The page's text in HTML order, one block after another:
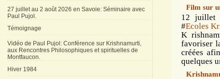
27 juillet au 2 août 2026 en Savoie: Séminaire avec
Paul Pujol.
Témoignage
Vidéo de Paul Pujol: Conférence sur Krishnamurti,
aux Rencontres Philosophiques et spirituelles de
Montfaucon.
Hiver 1984
Film sur
12 juillet
#Ecoles
K
favoriser
créées
quelques